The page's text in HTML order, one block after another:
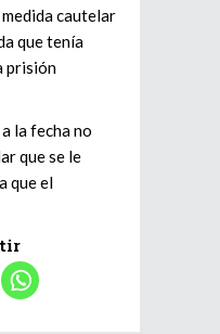
cautelar
que tenía
prisión
la fecha no
que se le
que el